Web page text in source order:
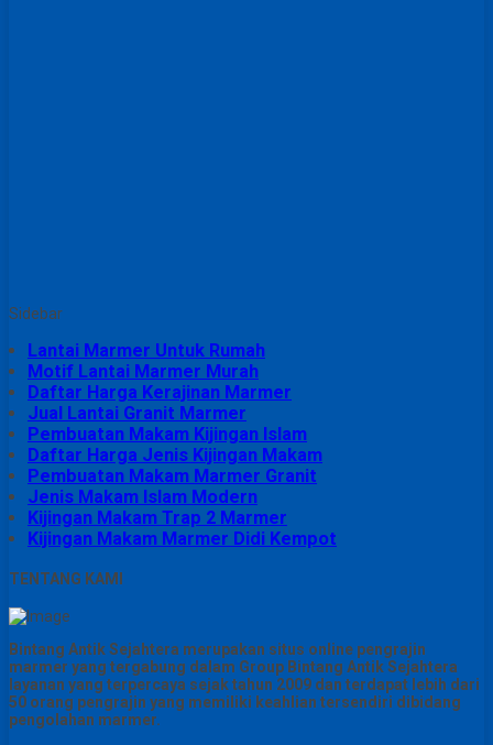
Sidebar
Lantai Marmer Untuk Rumah
Motif Lantai Marmer Murah
Daftar Harga Kerajinan Marmer
Jual Lantai Granit Marmer
Pembuatan Makam Kijingan Islam
Daftar Harga Jenis Kijingan Makam
Pembuatan Makam Marmer Granit
Jenis Makam Islam Modern
Kijingan Makam Trap 2 Marmer
Kijingan Makam Marmer Didi Kempot
TENTANG KAMI
Bintang Antik Sejahtera merupakan situs online pengrajin
marmer yang tergabung dalam Group Bintang Antik Sejahtera
layanan yang terpercaya sejak tahun 2009 dan terdapat lebih dari
50 orang pengrajin yang memiliki keahlian tersendiri dibidang
pengolahan marmer.